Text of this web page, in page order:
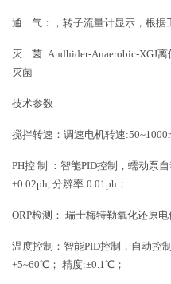
通 气：，转子流量计显示，根据
灭 菌: Andhider-Anaerobic-XGJ离
灭菌
技术参数
搅拌转速：调速电机转速
PH控 制 ：智能PID控制，蠕动泵
±0.02ph, 分辨率:0.01ph；
ORP检测： 瑞士梅特勒氧化还原
温度控制：智能PID控制，自动控
+5~60℃； 精度:±0.1℃；